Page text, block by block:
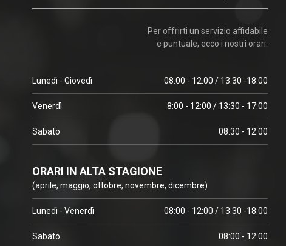
Per offrirti un servizio affidabile
e puntuale, ecco i nostri orari.
Lunedì - Giovedì 08:00 - 12:00 / 13:30 -18:00
Venerdì 8:00 - 12:00 / 13:30 - 17:00
Sabato 08:30 - 12:00
ORARI IN ALTA STAGIONE
(aprile, maggio, ottobre, novembre, dicembre)
Lunedì - Venerdì 08:00 - 12:00 / 13:30 -18:00
Sabato 08:00 - 12:00